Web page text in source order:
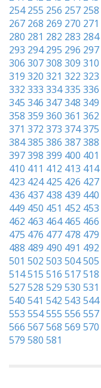
254 255 256 257 258
267 268 269 270 271
280 281 282 283 284
293 294 295 296 297
306 307308 309 310
319 320 321 322 323
332 333 334335 336
345 346 347348 349
358 359 360 361 362
371 372 373 374375
384385 386 387388
397398 399 400 401
410 411 412 413 414
423 424 425 426 427
436 437 438 439 440
449 450 451 452 453
462 463 464 465 466
475 476 477 478 479
488 489 490 491 492
501 502 503 504505
514515 516 517518
527528 529 530 531
540 541 542 543 544
553 554555 556 557
566 567568 569 570
579 580 581